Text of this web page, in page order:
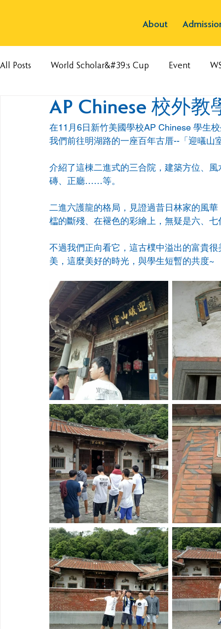
About
All Posts World Scholar&#39;s Cup Event
AP Chinese 校外教
在11月6日新竹美國學校AP Chinese 學生
我們前往明湖路的一座百年古厝--「迎㬢山
介紹了這棟二進式的三合院，建築方位、
磚、正廳……等。
二進六護龍的格局，見證過昔日林家的風
櫺的斷殘、在褪色的彩繪上，無疑是六、
不過我們正向看它，這古樸中溢出的富貴
美，這麼美好的時光，與學生短暫的共度~